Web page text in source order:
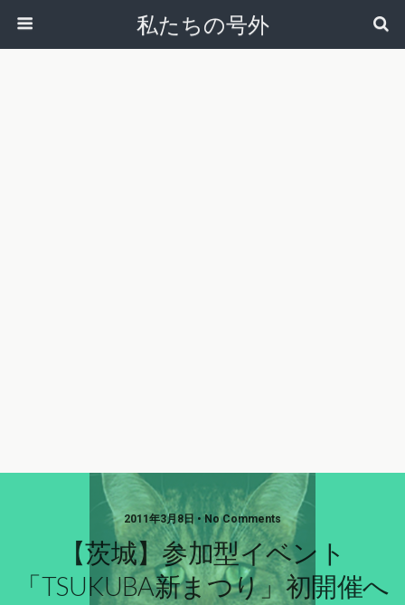
私たちの号外
2011年3月8日 • No Comments
【茨城】参加型イベント
「TSUKUBA新まつり」初開催へ